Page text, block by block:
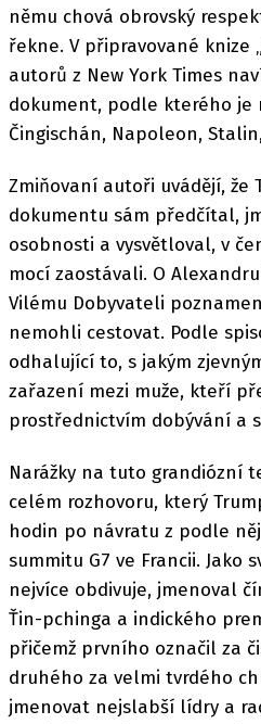
němu chová obrovský
řekne. V připravované knize
autorů z New York Times
dokument, podle kterého je
Čingischán, Napoleon,
Zmiňovaní autoři uvádějí, že
dokumentu sám předčítal,
osobnosti a vysvětloval, v
mocí zaostávali. O
Vilému Dobyvateli
nemohli cestovat. Podle
odhalující to, s jakým
zařazení mezi muže, kteří
prostřednictvím dobývání a
Narážky na tuto grandiózní
celém rozhovoru, který
hodin po návratu z podle
summitu G7 ve Francii. Jako
nejvíce obdivuje, jmenoval
Ťin-pchinga a indického
přičemž prvního označil za
druhého za velmi tvrdého
jmenovat nejslabší lídry a